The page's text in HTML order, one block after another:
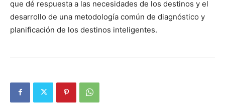
que dé respuesta a las necesidades de los destinos y el
desarrollo de una metodología común de diagnóstico y
planificación de los destinos inteligentes.